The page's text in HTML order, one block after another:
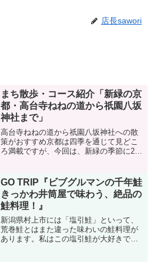
店長sawori
まち散歩・コース紹介「新緑の京
都・高台寺ねねの道から祇園八坂
神社まで」
高台寺ねねの道から祇園八坂神社への散
策がおすすめ京都は四季を通じて見どこ
ろ満載ですが、今回は、新緑の季節に20
都市中心部から鴨川を挟んで東側に位置
し、豊臣秀吉の北政所ね...
GO TRIP『ビブグルマンの千年鮭
きっかわ井筒屋で味わう、絶品の
鮭料理！』
新潟県村上市には「塩引鮭」といって、
荒巻鮭とはまた違った味わいの鮭料理が
あります。私はこの塩引鮭が大好きで、